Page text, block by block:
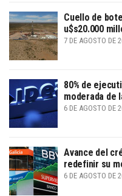
Cuello de
u$s20.000
7 DE AGOSTO DE
80% de
moderada de
6 DE AGOSTO DE
Avance del
redefinir su
6 DE AGOSTO DE